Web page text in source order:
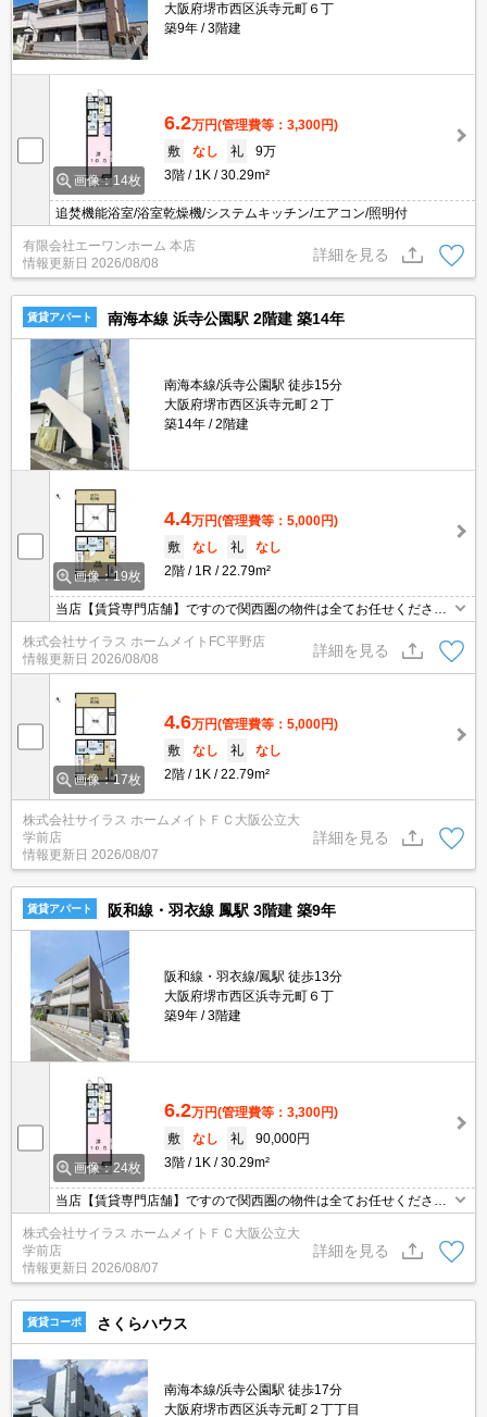
大阪府堺市西区浜寺元町６丁
築9年
3階建
画像：14枚
6.2万円(管理費等：3,300円)
敷
なし 礼
9万
3階
1K 30.29m²
追焚機能浴室/浴室乾燥機/システムキッチン/エアコン/照明付
有限会社エーワンホーム 本店
情報更新日 2026/08/08
詳細を見る
賃貸アパート 南海本線 浜寺公園駅 2階建 築14年
南海本線/浜寺公園駅 徒歩15分
大阪府堺市西区浜寺元町２丁
築14年
2階建
画像：19枚
4.4万円(管理費等：5,000円)
敷
なし 礼
なし
2階
1R 22.79m²
当店【賃貸専門店舗】ですので関西圏の物件は全てお任せくださ
い！どこにある物件でも当店までお気軽にお問い合わせくださいま
せ♪初期費用がご心配な方はクレジット決済が可能ですので安心して
お部屋探し頂けます。
株式会社サイラス ホームメイトFC平野店
情報更新日 2026/08/08
詳細を見る
画像：17枚
4.6万円(管理費等：5,000円)
敷
なし 礼
なし
2階
1K 22.79m²
株式会社サイラス ホームメイトＦＣ大阪公立大
学前店
情報更新日 2026/08/07
詳細を見る
賃貸アパート 阪和線・羽衣線 鳳駅 3階建 築9年
阪和線・羽衣線/鳳駅 徒歩13分
大阪府堺市西区浜寺元町６丁
築9年
3階建
画像：24枚
6.2万円(管理費等：3,300円)
敷
なし 礼
90,000円
3階
1K 30.29m²
当店【賃貸専門店舗】ですので関西圏の物件は全てお任せくださ
い！どこにある物件でも当店までお気軽にお問い合わせくださいま
せ♪初期費用がご心配な方はクレジット決済が可能ですので安心して
お部屋探し頂けます。
株式会社サイラス ホームメイトＦＣ大阪公立大
学前店
情報更新日 2026/08/07
詳細を見る
賃貸コーポ さくらハウス
南海本線/浜寺公園駅 徒歩17分
大阪府堺市西区浜寺元町２丁丁目